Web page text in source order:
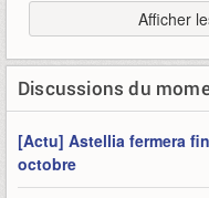
Afficher
Discussions du
[Actu] Astellia fermera
octobre